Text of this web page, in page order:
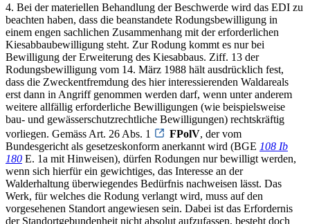
4. Bei der materiellen Behandlung der Beschwerde wird das EDI zu
beachten haben, dass die beanstandete Rodungsbewilligung in
einem engen sachlichen Zusammenhang mit der erforderlichen
Kiesabbaubewilligung steht. Zur Rodung kommt es nur bei
Bewilligung der Erweiterung des Kiesabbaus. Ziff. 13 der
Rodungsbewilligung vom 14. März 1988 hält ausdrücklich fest,
dass die Zweckentfremdung des hier interessierenden Waldareals
erst dann in Angriff genommen werden darf, wenn unter anderem
weitere allfällig erforderliche Bewilligungen (wie beispielsweise
bau- und gewässerschutzrechtliche Bewilligungen) rechtskräftig
vorliegen. Gemäss Art. 26 Abs. 1
FPolV, der vom
Bundesgericht als gesetzeskonform anerkannt wird (BGE 108 Ib
180 E. 1a mit Hinweisen), dürfen Rodungen nur bewilligt werden,
wenn sich hierfür ein gewichtiges, das Interesse an der
Walderhaltung überwiegendes Bedürfnis nachweisen lässt. Das
Werk, für welches die Rodung verlangt wird, muss auf den
vorgesehenen Standort angewiesen sein. Dabei ist das Erfordernis
der Standortgebundenheit nicht absolut aufzufassen, besteht doch